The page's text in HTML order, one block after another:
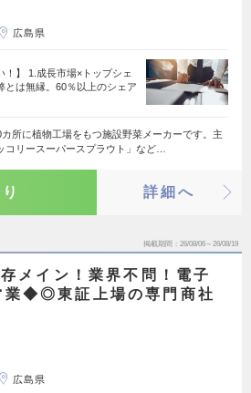
広島県
！】 1.成長市場×トップシェ
は無縁。60％以上のシェア
所に植物工場をもつ施設野菜メーカーです。主
コリースーパースプラウト」など…
詳細へ
掲載期間 26/08/06～26/08/19
存メイン！業界不問！電子
業◆◎東証上場の専門商社
広島県